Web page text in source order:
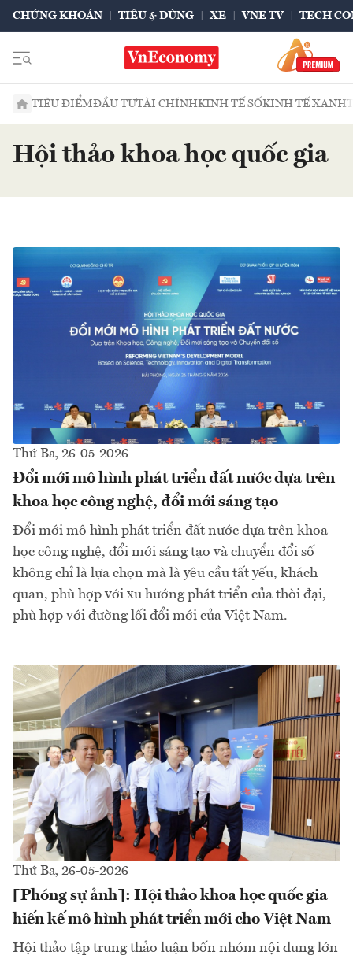
CHỨNG KHOÁN TIÊU & DÙNG XE VNE TV TECH
TIÊU ĐIỂMĐẦU TƯTÀI CHÍNHKINH TẾ SỐKINH TẾ XANH
Hội thảo khoa học quốc gia
Thứ Ba, 26-05-2026
Đổi mới mô hình phát triển đất nước dựa trên
khoa học công nghệ, đổi mới sáng tạo
Đổi mới mô hình phát triển đất nước dựa trên khoa
học công nghệ, đổi mới sáng tạo và chuyển đổi số
không chỉ là lựa chọn mà là yêu cầu tất yếu, khách
quan, phù hợp với xu hướng phát triển của thời đại,
phù hợp với đường lối đổi mới của Việt Nam.
Thứ Ba, 26-05-2026
[Phóng sự ảnh]: Hội thảo khoa học quốc gia
hiến kế mô hình phát triển mới cho Việt Nam
Hội thảo tập trung thảo luận bốn nhóm nội dung lớn